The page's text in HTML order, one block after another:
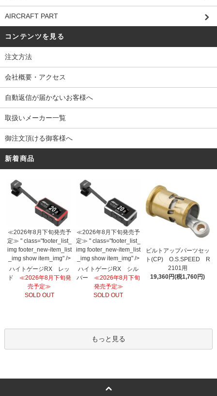
AIRCRAFT PART
コンテンツを見る
注文方法
会社概要・アクセス
自動返信が届かないお客様へ
取扱いメーカー一覧
御注文頂ける御客様へ
新着商品
≪2026年8月下旬発売予
定≫ " class="footer_list_
img footer_new-item_list
_img show item_img" />
ハイトゲージRX レッ
ド ≪2026年8月下旬発
売予定≫
SOLD OUT
≪2026年8月下旬発売予
定≫ " class="footer_list_
img footer_new-item_list
_img show item_img" />
ハイトゲージRX シル
バー ≪2026年8月下旬
発売予定≫
SOLD OUT
ビルトアップパーツセッ
ト(CP) O.S.SPEED R
2101用
19,360円(税1,760円)
もっと見る